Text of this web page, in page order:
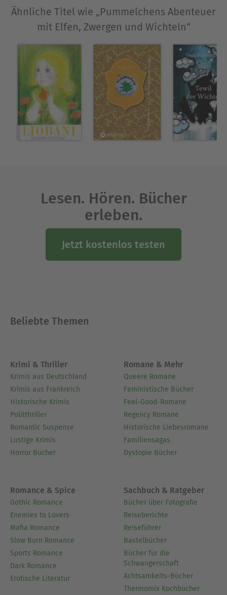
Ähnliche Titel wie „Pummelchens Abenteuer
mit Elfen, Zwergen und Wichteln“
Lesen. Hören. Bücher
erleben.
Jetzt kostenlos testen
Beliebte Themen
Krimi & Thriller
Krimis aus Deutschland
Krimis aus Frankreich
Historische Krimis
Politthriller
Romantic Suspense
Lustige Krimis
Horror Bücher
Romane & Mehr
Queere Romane
Feministische Bücher
Feel-Good-Romane
Regency Romane
Historische Liebesromane
Familiensagas
Dystopie Bücher
Romance & Spice
Gothic Romance
Enemies to Lovers
Mafia Romance
Slow Burn Romance
Sports Romance
Dark Romance
Erotische Literatur
Sachbuch & Ratgeber
Bücher über Fotografie
Reiseberichte
Reiseführer
Bastelbücher
Bücher für die
Schwangerschaft
Achtsamkeits-Bücher
Thermomix Kochbücher